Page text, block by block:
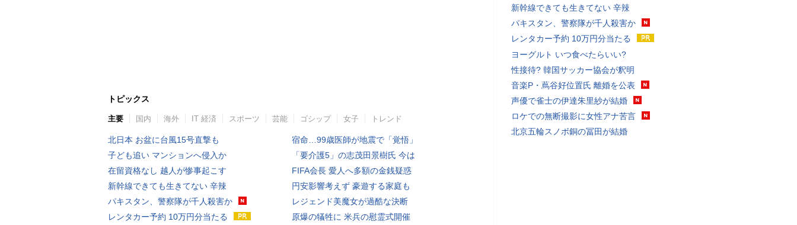
トピックス
主要 国内 海外 IT 経済 スポーツ 芸能 ゴシップ 女子 トレンド
北日本 お盆に台風15号直撃も
子ども追い マンションへ侵入か
在留資格なし 越人が惨事起こす
新幹線できても生きてない 辛辣
パキスタン、警察隊が千人殺害か
レンタカー予約 10万円分当たる
宿命…99歳医師が地震で「覚悟」
「要介護5」の志茂田景樹氏 今は
FIFA会長 愛人へ多額の金銭疑惑
円安影響考えず 豪遊する家庭も
レジェンド美魔女が過酷な決断
原爆の犠牲に 米兵の慰霊式開催
新幹線できても生きてない 辛辣
パキスタン、警察隊が千人殺害か
レンタカー予約 10万円分当たる
ヨーグルト いつ食べたらいい?
性接待? 韓国サッカー協会が釈明
音楽P・蔦谷好位置氏 離婚を公表
声優で雀士の伊達朱里紗が結婚
ロケでの無断撮影に女性アナ苦言
北京五輪スノボ銅の冨田が結婚